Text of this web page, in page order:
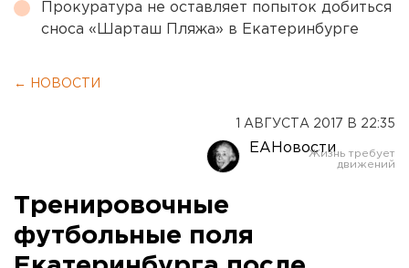
Прокуратура не оставляет попыток добиться
сноса «Шарташ Пляжа» в Екатеринбурге
← НОВОСТИ
1 АВГУСТА 2017 В 22:35
ЕАНовости
Тренировочные
футбольные поля